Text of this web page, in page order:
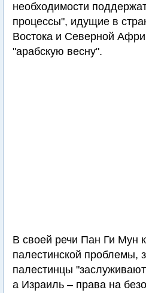
необходимости
процессы", идущие в
Востока и Северной
"арабскую весну".
В своей речи Пан Ги Мун
палестинской проблемы,
палестинцы
а Израиль – права на